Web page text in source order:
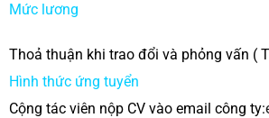
Mức lương
Thoả thuận khi trao đổi và phỏng vấn (
Hình thức ứng tuyển
Cộng tác viên nộp CV vào email công ty: